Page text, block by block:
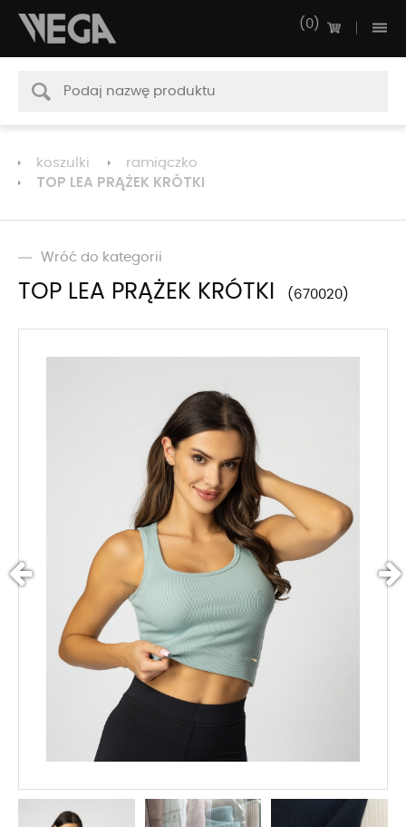
0
koszulki ramiączko
TOP LEA PRĄŻEK KRÓTKI
Wróć do kategorii
TOP LEA PRĄŻEK KRÓTKI 670020